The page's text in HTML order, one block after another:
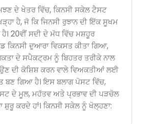
ਦੇ ਖੇਤਰ ਵਿੱਚ, ਕਿਨਸੀ ਸਕੇਲ ਟੈਸਟ
ਹੈ, ਜੋ ਕਿ ਜਿਨਸੀ ਰੁਝਾਨ ਦੀ ਇੱਕ ਸੂਖਮ
20ਵੀਂ ਸਦੀ ਦੇ ਮੱਧ ਵਿੱਚ ਮਸ਼ਹੂਰ
ਦੁਆਰਾ ਵਿਕਸਤ ਕੀਤਾ ਗਿਆ,
ਦੇ ਸਪੈਕਟ੍ਰਮ ਨੂੰ ਬਿਹਤਰ ਤਰੀਕੇ ਨਾਲ
ਦੀ ਕੋਸ਼ਿਸ਼ ਕਰਨ ਵਾਲੇ ਵਿਅਕਤੀਆਂ ਲਈ
ਗਿਆ ਹੈ। ਇਸ ਬਲਾਗ ਪੋਸਟ ਵਿੱਚ,
ਦੇ ਮੂਲ, ਮਹੱਤਵ ਅਤੇ ਪ੍ਰਭਾਵ ਦੀ ਪੜਚੋਲ
ਕਰਦੇ ਹਾਂ। ਕਿਨਸੀ ਸਕੇਲ ਨੂੰ ਖੋਲ੍ਹਣਾ: